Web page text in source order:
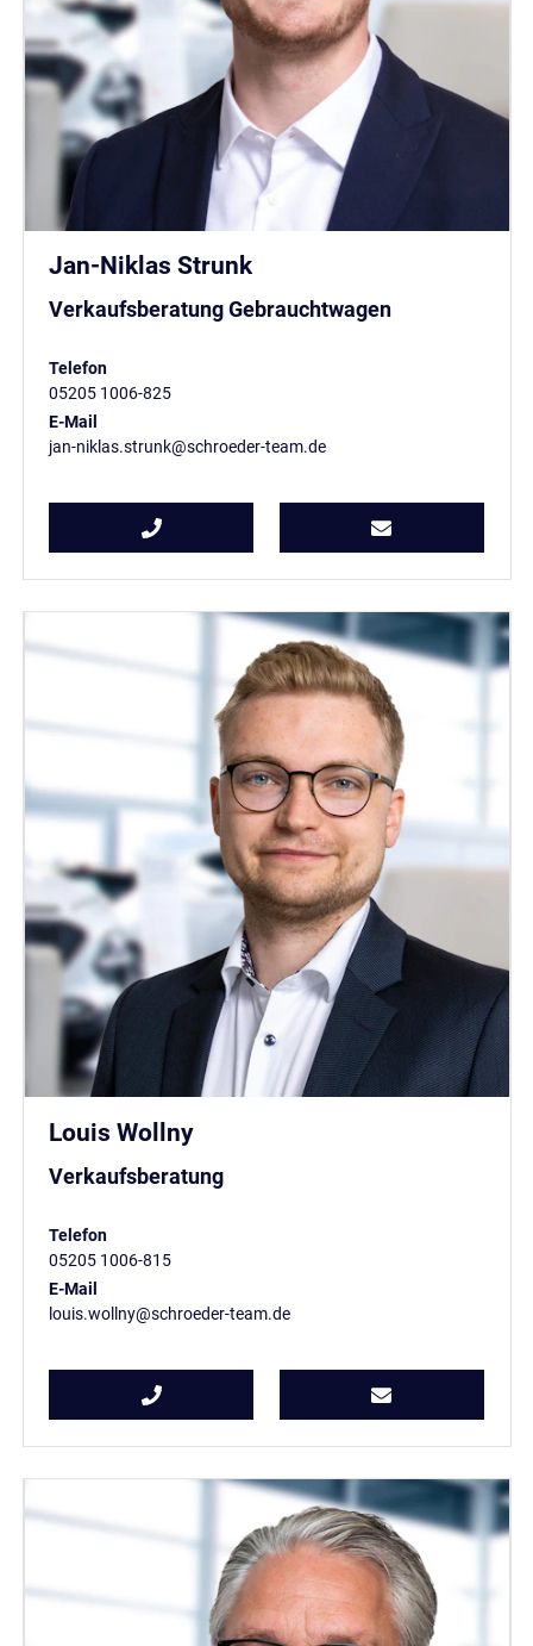
Jan-Niklas Strunk
Verkaufsberatung Gebrauchtwagen
Telefon
05205 1006-825
E-Mail
jan-niklas.strunk@schroeder-team.de
Louis Wollny
Verkaufsberatung
Telefon
05205 1006-815
E-Mail
louis.wollny@schroeder-team.de